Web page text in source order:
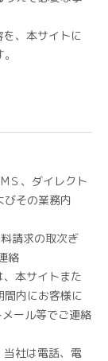
、本サイトに
Ｓ、ダイレクト
びその業務内
請求の取次ぎ
絡
本サイトまた
間内にお客様に
ール等でご連絡
当社は電話、電